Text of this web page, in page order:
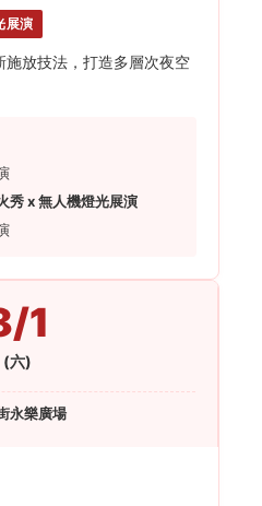
展演
放技法，打造多層次夜空
秀 x 無人機燈光展演
1
(六)
永樂廣場